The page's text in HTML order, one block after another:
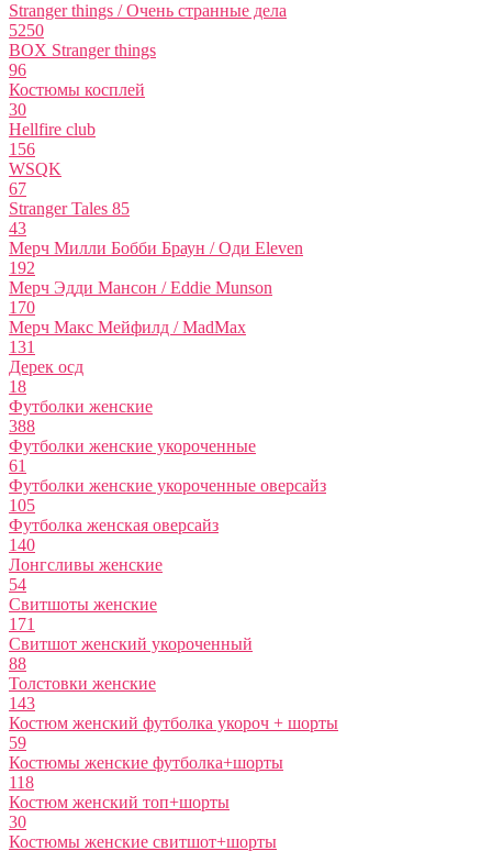
Stranger things / Очень странные дела
5250
BOX Stranger things
96
Костюмы косплей
30
Hellfire club
156
WSQK
67
Stranger Tales 85
43
Мерч Милли Бобби Браун / Оди Eleven
192
Мерч Эдди Мансон / Eddie Munson
170
Мерч Макс Мейфилд / MadMax
131
Дерек осд
18
Футболки женские
388
Футболки женские укороченные
61
Футболки женские укороченные оверсайз
105
Футболка женская оверсайз
140
Лонгсливы женские
54
Свитшоты женские
171
Свитшот женский укороченный
88
Толстовки женские
143
Костюм женский футболка укороч + шорты
59
Костюмы женские футболка+шорты
118
Костюм женский топ+шорты
30
Костюмы женские свитшот+шорты